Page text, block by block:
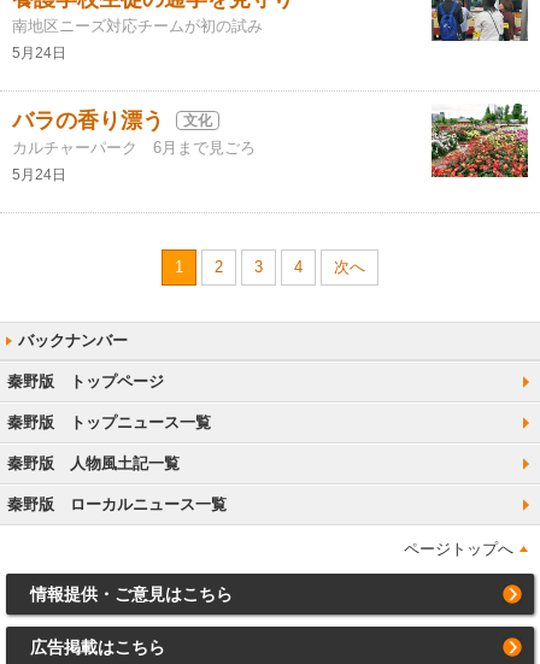
南地区ニーズ対応チームが初の試み
5月24日
バラの香り漂う 文化
カルチャーパーク 6月まで見ごろ
5月24日
1 2 3 4 次へ
秦野版 トップページ
秦野版 トップニュース一覧
秦野版 人物風土記一覧
秦野版 ローカルニュース一覧
ページトップへ
情報提供・ご意見はこちら
広告掲載はこちら